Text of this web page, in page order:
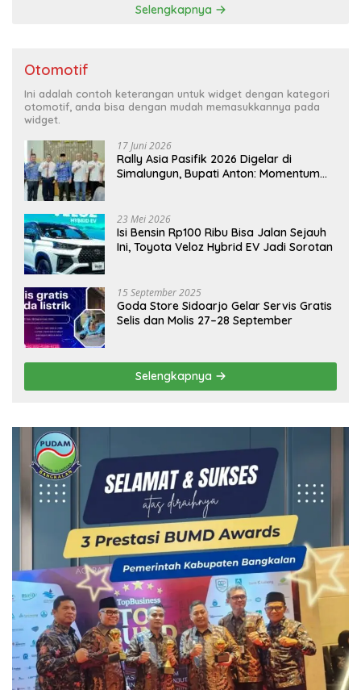
Selengkapnya
Otomotif
Ini adalah contoh keterangan untuk widget dengan kategori
otomotif, anda bisa dengan mudah memasukkannya pada
widget.
17 Juni 2026
Rally Asia Pasifik 2026 Digelar di
Simalungun, Bupati Anton: Momentum
23 Mei 2026
Isi Bensin Rp100 Ribu Bisa Jalan Sejauh
Ini, Toyota Veloz Hybrid EV Jadi Sorotan
15 September 2025
Goda Store Sidoarjo Gelar Servis Gratis
Selis dan Molis 27–28 September
Selengkapnya